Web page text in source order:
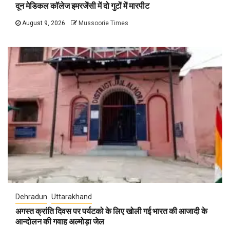
दून मेडिकल कॉलेज इमरजेंसी में दो गुटों में मारपीट
August 9, 2026 Mussoorie Times
Dehradun Uttarakhand
अगस्त क्रांति दिवस पर पर्यटको के लिए खोली गई भारत की आजादी के
आन्दोलन की गवाह अल्मोड़ा जेल